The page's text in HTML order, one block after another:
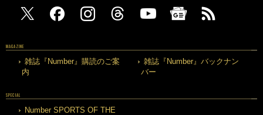
MAGAZINE
雑誌『Number』購読のご案
内
雑誌『Number』バックナン
バー
SPECIAL
Number SPORTS OF THE